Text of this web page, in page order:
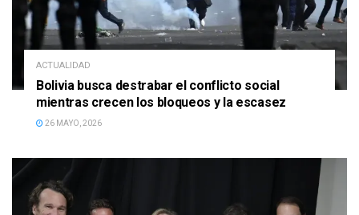
ACTUALIDAD
Bolivia busca destrabar el conflicto social
mientras crecen los bloqueos y la escasez
26 MAYO, 2026